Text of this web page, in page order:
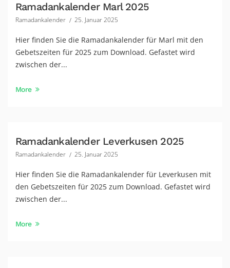
Ramadankalender Marl 2025
Ramadankalender 25. Januar 2025
Hier finden Sie die Ramadankalender für Marl mit den
Gebetszeiten für 2025 zum Download. Gefastet wird
zwischen der...
More
Ramadankalender Leverkusen 2025
Ramadankalender 25. Januar 2025
Hier finden Sie die Ramadankalender für Leverkusen mit
den Gebetszeiten für 2025 zum Download. Gefastet wird
zwischen der...
More